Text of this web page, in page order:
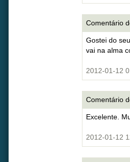
Comentário
Gostei do
vai na alma
2012-01-12
Comentário
Excelente.
2012-01-12